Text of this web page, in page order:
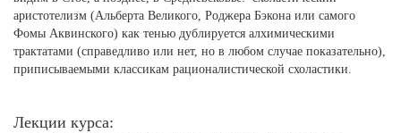
аристотелизм (Альберта Великого, Роджера Бэкона или самого
Фомы Аквинского) как тенью дублируется алхимическими
трактатами (справедливо или нет, но в любом случае показательно),
приписываемыми классикам рационалистической схоластики.
Лекции курса: